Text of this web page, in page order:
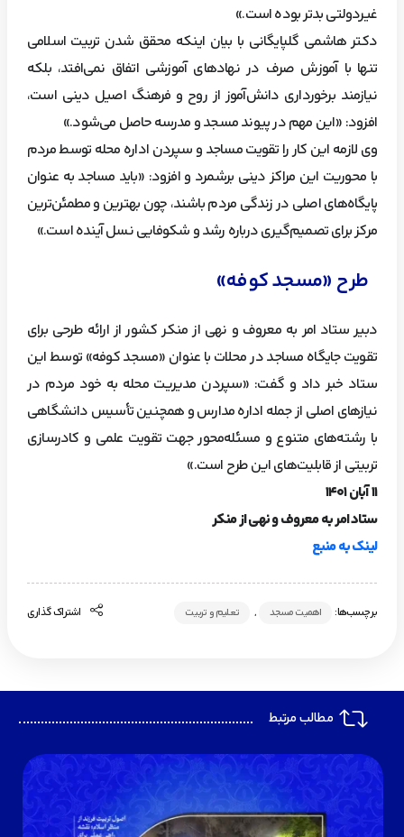
غیردولتی بدتر بوده است.»
دکتر هاشمی گلپایگانی با بیان اینکه محقق شدن تربیت اسلامی
تنها با آموزش صرف در نهادهای آموزشی اتفاق نمی‌افتد، بلکه
نیازمند برخورداری دانش‌آموز از روح و فرهنگ اصیل دینی است،
افزود: «این مهم در پیوند مسجد و مدرسه حاصل می‌شود.»
وی لازمه این کار را تقویت مساجد و سپردن اداره محله توسط مردم
با محوریت این مراکز دینی برشمرد و افزود: «باید مساجد به عنوان
پایگاه‌های اصلی در زندگی مردم باشند، چون بهترین و مطمئن‌ترین
مرکز برای تصمیم‌گیری درباره رشد و شکوفایی نسل آینده است.»
طرح «مسجد کوفه»
دبیر ستاد امر به معروف و نهی از منکر کشور از ارائه طرحی برای
تقویت جایگاه مساجد در محلات با عنوان «مسجد کوفه» توسط این
ستاد خبر داد و گفت: «سپردن مدیریت محله به خود مردم در
نیازهای اصلی از جمله اداره مدارس و همچنین تأسیس دانشگاهی
با رشته‌های متنوع و مسئله‌محور جهت تقویت علمی و کادرسازی
تربیتی از قابلیت‌های این طرح است.»
۱۱ آبان ۱۴۰۱
ستاد امر به معروف و نهی از منکر
لینک به منبع
برچسب‌ها: اهمیت مسجد , تعلیم و تربیت اشتراک گذاری
مطالب مرتبط